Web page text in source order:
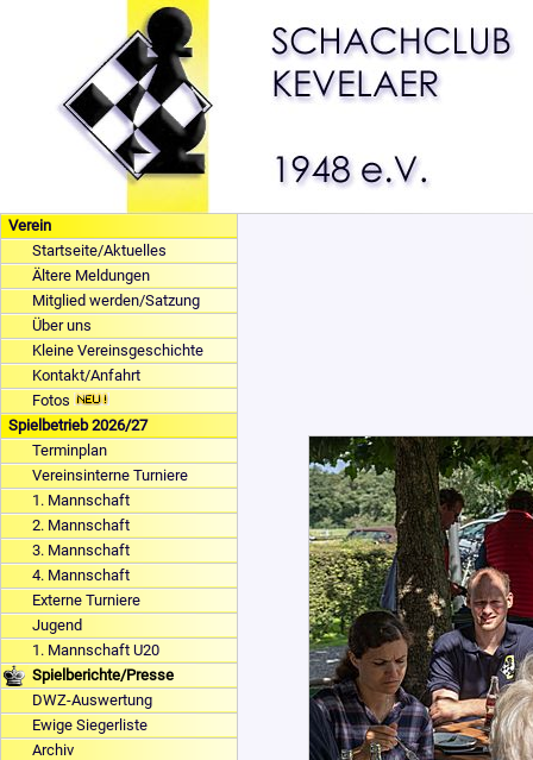
Verein
Startseite/Aktuelles
Ältere Meldungen
Mitglied werden/Satzung
Über uns
Kleine Vereinsgeschichte
Kontakt/Anfahrt
Fotos
Spielbetrieb 2026/27
Terminplan
Vereinsinterne Turniere
1. Mannschaft
2. Mannschaft
3. Mannschaft
4. Mannschaft
Externe Turniere
Jugend
1. Mannschaft U20
Spielberichte/Presse
DWZ-Auswertung
Ewige Siegerliste
Archiv